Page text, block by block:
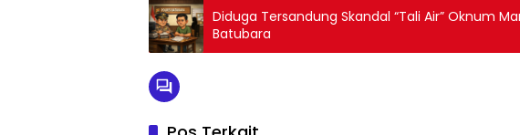
Diduga Tersandung Skandal “Tali Air” Oknum Manajer Socfindo Diperiksa Polres
Batubara